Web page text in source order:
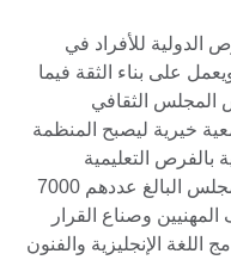
الدولية للأفراد في
على بناء الثقة فيما
المجلس الثقافي
خيرية ليصبح المنظمة
بالفرص التعليمية
والعلاقات الثقافية. ويعمل موظفو المجلس البالغ عددهم 7000
بلد مع آلاف المهنيين وصناع القرار
الإنجليزية والفنون